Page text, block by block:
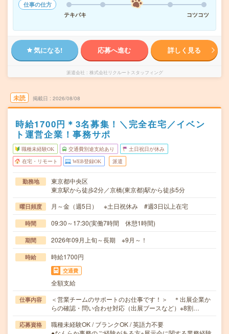
仕事の仕方
テキパキ
コツコツ
気になる! 応募へ進む 詳しく見る
派遣会社 株式会社リクルートスタッフィング
未読 掲載日 2026/08/08
時給1700円＊3名募集！＼完全在宅／イベン
ト運営企業！事務サポ
職種未経験OK 交通費別途支給あり 土日祝日が休み
在宅・リモート WEB登録OK 派遣
勤務地
東京都中央区
東京駅から徒歩2分／京橋(東京都)駅から徒歩5分
曜日頻度 月～金（週5日） ※土日祝休み #週3日以上在宅
時間 09:30～17:30(実働7時間 休憩1時間)
期間 2026年09月上旬～長期 ※9月～！
時給 時給1700円
交通費
全額支給
仕事内容
＜営業チームのサポートのお仕事です！＞ ＊出展企業か
らの確認・問い合わせ対応（出展ブースなど）※8割…
応募資格
職種未経験OK / ブランクOK / 英語力不要